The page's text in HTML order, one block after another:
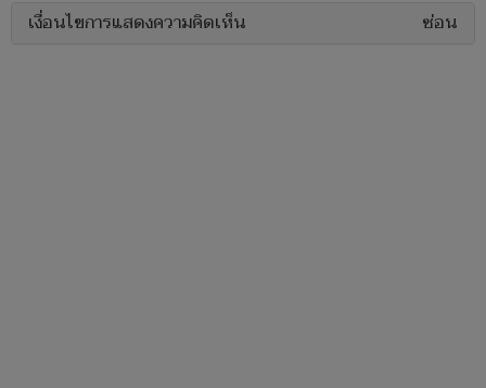
เงื่อนไขการแสดงความคิดเห็น ซ่อน